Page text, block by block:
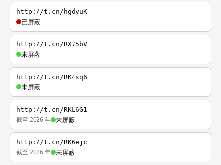
http://t.cn/hgdyuK
已屏蔽
http://t.cn/RX75bV
未屏蔽
http://t.cn/RK4sq6
未屏蔽
http://t.cn/RKL6G1
截至 2026 年 未屏蔽
http://t.cn/RK6ejc
截至 2026 年 未屏蔽